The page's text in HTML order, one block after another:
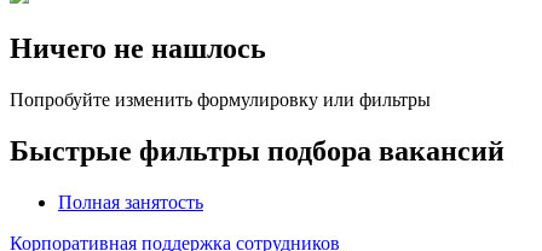
Ничего не нашлось
Попробуйте изменить формулировку или фильтры
Быстрые фильтры подбора вакансий
Полная занятость
Корпоративная поддержка сотрудников